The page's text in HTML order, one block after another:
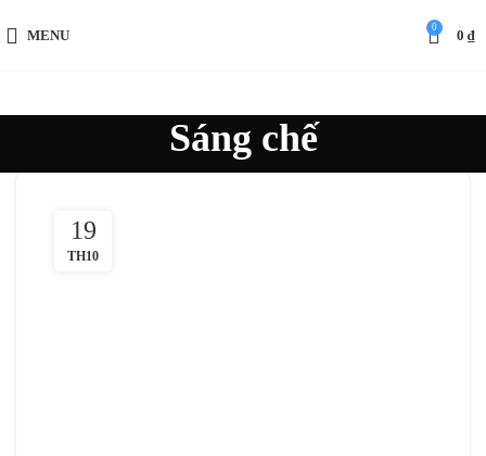
MENU
0
0 ₫
Sáng chế
19
TH10